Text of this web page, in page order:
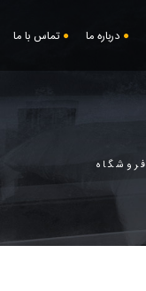
درباره ما تماس با ما
فروشگاه